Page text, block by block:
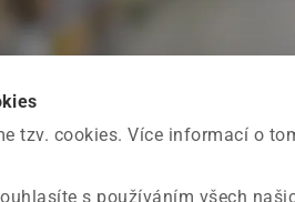
tzv. cookies. Více informací o
s používáním všech